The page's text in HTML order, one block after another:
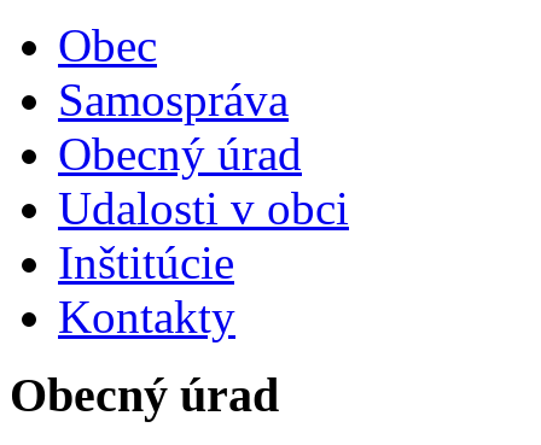
Obec
Samospráva
Obecný úrad
Udalosti v obci
Inštitúcie
Kontakty
Obecný úrad